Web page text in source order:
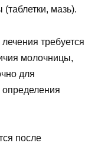
мазь).
требуется
молочницы,
для
определения
после